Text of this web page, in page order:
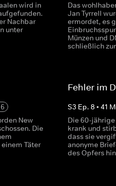
wird in
Nachbar
unter
Das
Jan Tyrrell
ermordet, es
Münzen und
schließlich
New
Die
Täter
Fehler im
S3 Ep. 8• 41
Die 60-
krank und
dass sie
anonyme
des Opfers